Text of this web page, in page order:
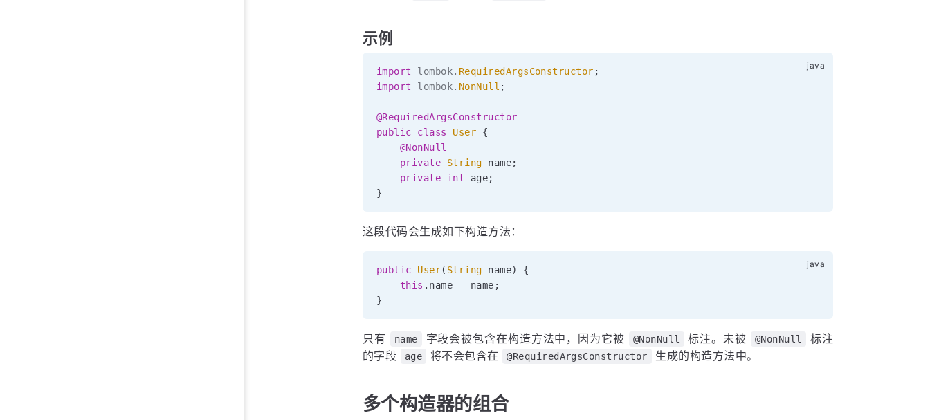
示例
import lombok. RequiredArgsConstructor ;
import
lombok. NonNull ;
@RequiredArgsConstructor
public
class User
{
@NonNull
private
String name;
private
int age;
}
这段代码会生成如下构造方法：
public User( String name)
{
this . name = name ;
}
只有 name 字段会被包含在构造方法中，因为它被 @NonNull 标注。未被 @NonNull
标注
的字段
age 将不会包含在 @RequiredArgsConstructor 生成的构造方法中。
多个构造器的组合